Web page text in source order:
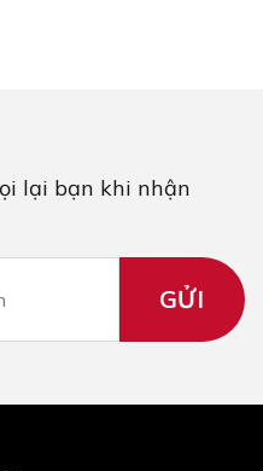
lại bạn khi nhận